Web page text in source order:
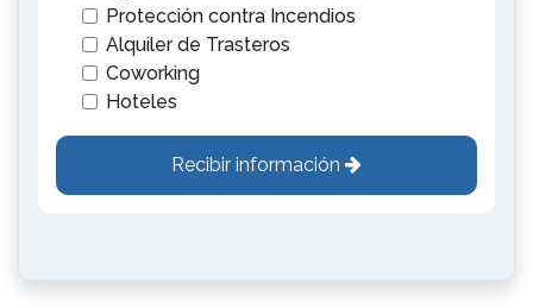
Protección contra Incendios
Alquiler de Trasteros
Coworking
Hoteles
Recibir información